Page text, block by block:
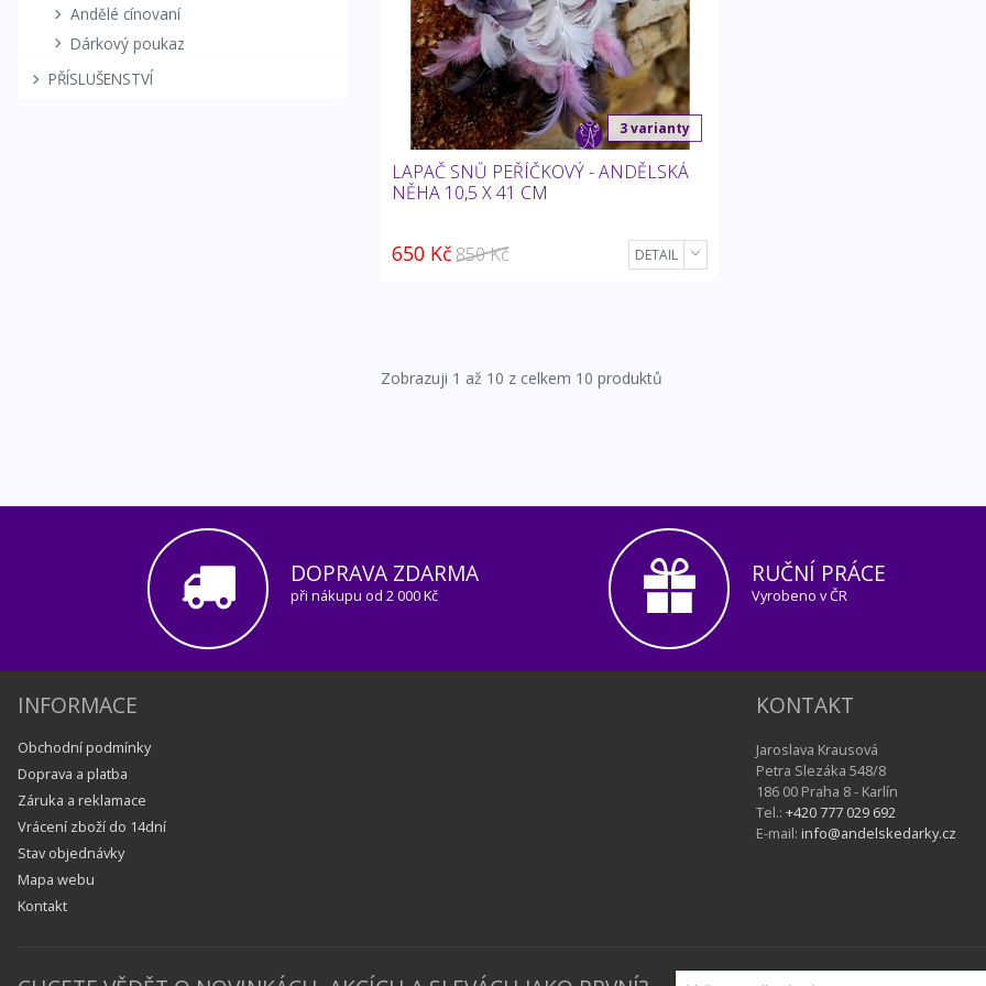
Andělé cínovaní
Dárkový poukaz
PŘÍSLUŠENSTVÍ
3 varianty
LAPAČ SNŮ PEŘÍČKOVÝ - ANDĚLSKÁ
NĚHA 10,5 X 41 CM
650 Kč 850 Kč DETAIL
Zobrazuji 1 až 10 z celkem 10 produktů
DOPRAVA ZDARMA
při nákupu od 2 000 Kč
RUČNÍ PRÁCE
Vyrobeno v ČR
INFORMACE
Obchodní podmínky
Doprava a platba
Záruka a reklamace
Vrácení zboží do 14dní
Stav objednávky
Mapa webu
Kontakt
KONTAKT
Jaroslava Krausová
Petra Slezáka 548/8
186 00 Praha 8 - Karlín
Tel.: +420 777 029 692
E-mail: info@andelskedarky.cz